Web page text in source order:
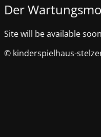
Der
Site will be available
© kinderspielhaus-